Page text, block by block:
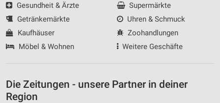
Gesundheit & Ärzte
Getränkemärkte
Kaufhäuser
Möbel & Wohnen
Supermärkte
Uhren & Schmuck
Zoohandlungen
Weitere Geschäfte
Die Zeitungen - unsere Partner in deiner
Region